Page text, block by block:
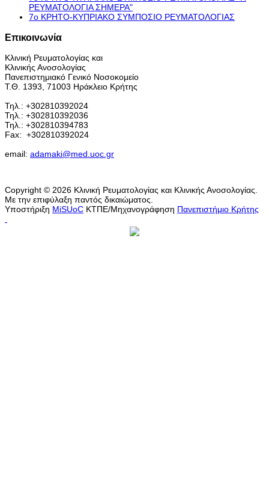
ΡΕΥΜΑΤΟΛΟΓΙΑ ΣΗΜΕΡΑ"
7ο ΚΡΗΤΟ-ΚΥΠΡΙΑΚΟ ΣΥΜΠΟΣΙΟ ΡΕΥΜΑΤΟΛΟΓΙΑΣ
Επικοινωνία
Κλινική Ρευματολογίας και
Κλινικής Ανοσολογίας
Πανεπιστημιακό Γενικό Νοσοκομείο
Τ.Θ. 1393, 71003 Ηράκλειο Κρήτης
Τηλ.: +302810392024
Τηλ.: +302810392036
Τηλ.: +302810394783
Fax: +302810392024
email: adamaki@med.uoc.gr
Copyright © 2026 Κλινική Ρευματολογίας και Κλινικής Ανοσολογίας.
Με την επιφύλαξη παντός δικαιώματος.
Υποστήριξη MiSUoC ΚΤΠΕ/Μηχανογράφηση Πανεπιστήμιο Κρήτης